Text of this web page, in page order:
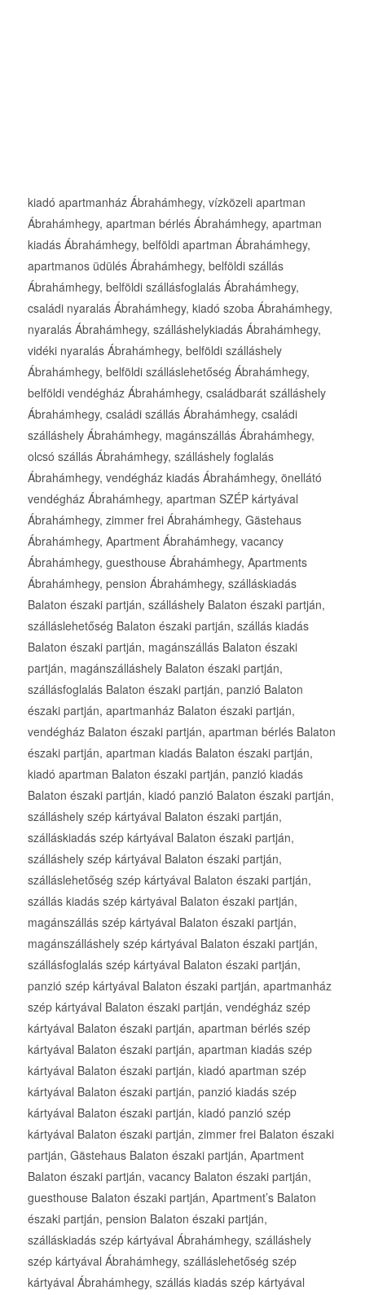
kiadó apartmanház Ábrahámhegy, vízközeli apartman
Ábrahámhegy, apartman bérlés Ábrahámhegy, apartman
kiadás Ábrahámhegy, belföldi apartman Ábrahámhegy,
apartmanos üdülés Ábrahámhegy, belföldi szállás
Ábrahámhegy, belföldi szállásfoglalás Ábrahámhegy,
családi nyaralás Ábrahámhegy, kiadó szoba Ábrahámhegy,
nyaralás Ábrahámhegy, szálláshelykiadás Ábrahámhegy,
vidéki nyaralás Ábrahámhegy, belföldi szálláshely
Ábrahámhegy, belföldi szálláslehetőség Ábrahámhegy,
belföldi vendégház Ábrahámhegy, családbarát szálláshely
Ábrahámhegy, családi szállás Ábrahámhegy, családi
szálláshely Ábrahámhegy, magánszállás Ábrahámhegy,
olcsó szállás Ábrahámhegy, szálláshely foglalás
Ábrahámhegy, vendégház kiadás Ábrahámhegy, önellátó
vendégház Ábrahámhegy, apartman SZÉP kártyával
Ábrahámhegy, zimmer frei Ábrahámhegy, Gästehaus
Ábrahámhegy, Apartment Ábrahámhegy, vacancy
Ábrahámhegy, guesthouse Ábrahámhegy, Apartments
Ábrahámhegy, pension Ábrahámhegy, szálláskiadás
Balaton északi partján, szálláshely Balaton északi partján,
szálláslehetőség Balaton északi partján, szállás kiadás
Balaton északi partján, magánszállás Balaton északi
partján, magánszálláshely Balaton északi partján,
szállásfoglalás Balaton északi partján, panzió Balaton
északi partján, apartmanház Balaton északi partján,
vendégház Balaton északi partján, apartman bérlés Balaton
északi partján, apartman kiadás Balaton északi partján,
kiadó apartman Balaton északi partján, panzió kiadás
Balaton északi partján, kiadó panzió Balaton északi partján,
szálláshely szép kártyával Balaton északi partján,
szálláskiadás szép kártyával Balaton északi partján,
szálláshely szép kártyával Balaton északi partján,
szálláslehetőség szép kártyával Balaton északi partján,
szállás kiadás szép kártyával Balaton északi partján,
magánszállás szép kártyával Balaton északi partján,
magánszálláshely szép kártyával Balaton északi partján,
szállásfoglalás szép kártyával Balaton északi partján,
panzió szép kártyával Balaton északi partján, apartmanház
szép kártyával Balaton északi partján, vendégház szép
kártyával Balaton északi partján, apartman bérlés szép
kártyával Balaton északi partján, apartman kiadás szép
kártyával Balaton északi partján, kiadó apartman szép
kártyával Balaton északi partján, panzió kiadás szép
kártyával Balaton északi partján, kiadó panzió szép
kártyával Balaton északi partján, zimmer frei Balaton északi
partján, Gästehaus Balaton északi partján, Apartment
Balaton északi partján, vacancy Balaton északi partján,
guesthouse Balaton északi partján, Apartment’s Balaton
északi partján, pension Balaton északi partján,
szálláskiadás szép kártyával Ábrahámhegy, szálláshely
szép kártyával Ábrahámhegy, szálláslehetőség szép
kártyával Ábrahámhegy, szállás kiadás szép kártyával